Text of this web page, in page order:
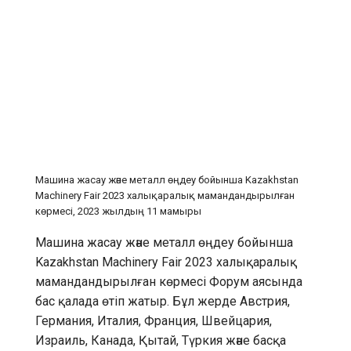
Машина жасау және металл өңдеу бойынша Kazakhstan
Machinery Fair 2023 халықаралық мамандандырылған
көрмесі, 2023 жылдың 11 мамыры
Машина жасау және металл өңдеу бойынша
Kazakhstan Machinery Fair 2023 халықаралық
мамандандырылған көрмесі Форум аясында
бас қалада өтіп жатыр. Бұл жерде Австрия,
Германия, Италия, Франция, Швейцария,
Израиль, Канада, Қытай, Түркия және басқа